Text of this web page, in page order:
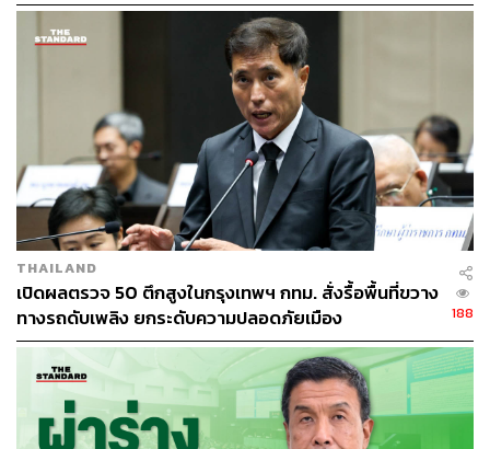
“สุดท้ายถ้าพ่อค้าอยู่ไม่รอด ตลาดก็อยู่ไม่รอด ตัวนี้คือเรื่อง
สำคัญที่ขับเคลื่อนเศรษฐกิจของเมือง เพราะว่าเรามีรายเล็ก
รายน้อย ตลาดชุมชนต่างๆ เรามี SME ถึง 500,000 กว่าราย
จ้างงาน 3 ล้านกว่าคน เศรษฐกิจคู่ขนานต้องไปด้วยกัน
เศรษฐกิจใหญ่โต เศรษฐกิจเล็กก็โตตาม ผมเชื่อว่านี่เป็นเรื่อง
สำคัญมากๆ ของ 4 ปีต่อไปในอนาคต” ชัชชาติกล่าว
ในช่วงท้าย ชัชชาติได้กล่าวถึงแผนขับเคลื่อนเศรษฐกิจระดับ
เส้นเลือดฝอย โดยจะยกระดับกลุ่มตลาดน้ำในพื้นที่ให้มี
มาตรฐานสากลเพื่อดึงดูดนักท่องเที่ยว และชูประเพณีชักพระ
ทางน้ำเป็นเอกลักษณ์ประจำเขต พร้อมส่งเสริมย่านการท่อง
เที่ยวตลอดแนวคลองภาษีเจริญและคลองบางกอกใหญ่ รวม
ถึงผลักดันตลาดพลูให้เป็นย่านสร้างสรรค์ โดยมีแผนสร้าง
สะพานคนเดินข้ามคลองบางกอกใหญ่เพื่อเป็นแลนด์มาร์ก
ใหม่เชื่อมต่อชุมชน ควบคู่ไปกับการเปิดให้บริการแผนกผู้ป่วย
นอก (OPD) ของโรงพยาบาลพระมงคลเทพมุนี เพื่อรองรับ
ด้านสาธารณสุขและลดความแออัดของโรงพยาบาลในพื้นที่
THAILAND
เปิดผลตรวจ 50 ตึกสูงในกรุงเทพฯ กทม. สั่งรื้อพื้นที่ขวาง
ทางรถดับเพลิง ยกระดับความปลอดภัยเมือง
188